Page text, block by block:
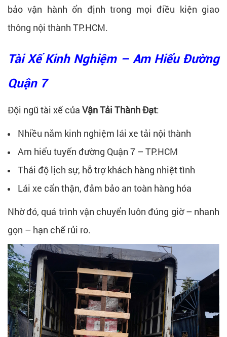
bảo vận hành ổn định trong mọi điều kiện giao
thông nội thành TP.HCM.
Tài Xế Kinh Nghiệm – Am Hiểu Đường
Quận 7
Đội ngũ tài xế của Vận Tải Thành Đạt:
Nhiều năm kinh nghiệm lái xe tải nội thành
Am hiểu tuyến đường Quận 7 – TP.HCM
Thái độ lịch sự, hỗ trợ khách hàng nhiệt tình
Lái xe cẩn thận, đảm bảo an toàn hàng hóa
Nhờ đó, quá trình vận chuyển luôn đúng giờ – nhanh
gọn – hạn chế rủi ro.